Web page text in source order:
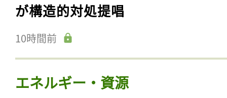
が構造的対処提唱
10時間前
エネルギー・資源